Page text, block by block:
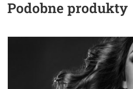
Podobne produkty